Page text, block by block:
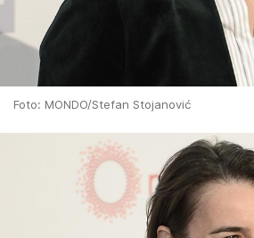
Foto: MONDO/Stefan Stojanović